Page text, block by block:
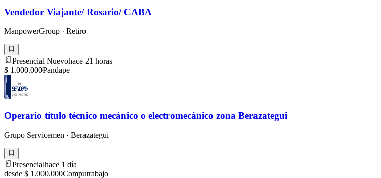
Vendedor Viajante/ Rosario/ CABA
ManpowerGroup · Retiro
Presencial Nuevohace 21 horas
$ 1.000.000Pandape
Operario título técnico mecánico o electromecánico zona Berazategui
Grupo Servicemen · Berazategui
Presencialhace 1 día
desde $ 1.000.000Computrabajo